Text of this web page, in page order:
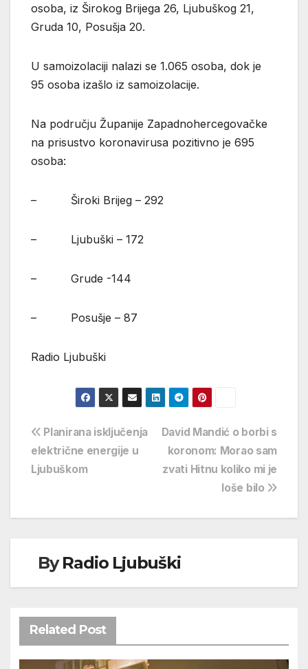
osoba, iz Širokog Brijega 26, Ljubuškog 21,
Gruda 10, Posušja 20.
U samoizolaciji nalazi se 1.065 osoba, dok je
95 osoba izašlo iz samoizolacije.
Na području Županije Zapadnohercegovačke
na prisustvo koronavirusa pozitivno je 695
osoba:
– Široki Brijeg – 292
– Ljubuški – 172
– Grude -144
– Posušje – 87
Radio Ljubuški
Navigacija
objava
David Mandić o borbi s
koronom: Morao sam
zvati Hitnu koliko mi je
loše bilo
Planirana isključenja
električne energije u
Ljubuškom
ByRadio Ljubuški
Related Post